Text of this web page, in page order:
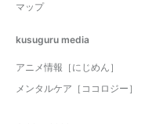
マップ
kusuguru media
アニメ情報［にじめん］
メンタルケア［ココロジー］